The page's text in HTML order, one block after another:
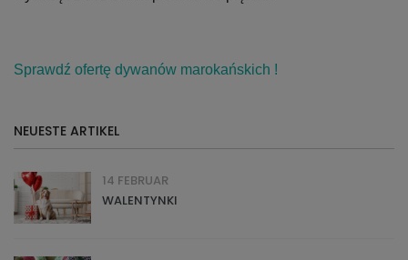
Sprawdź ofertę dywanów marokańskich !
NEUESTE ARTIKEL
14 FEBRUAR
WALENTYNKI